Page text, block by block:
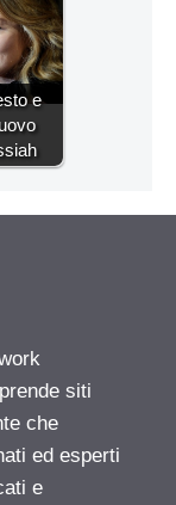
e
siti
che
ed esperti
e